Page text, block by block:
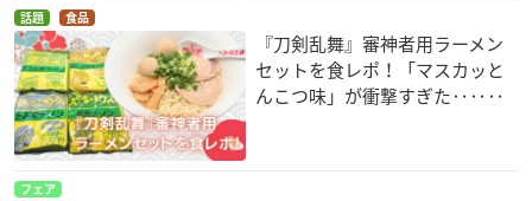
話題 食品
『刀剣乱舞』審神者用ラーメン
セットを食レポ！「マスカッと
んこつ味」が衝撃すぎた‥‥‥
フェア